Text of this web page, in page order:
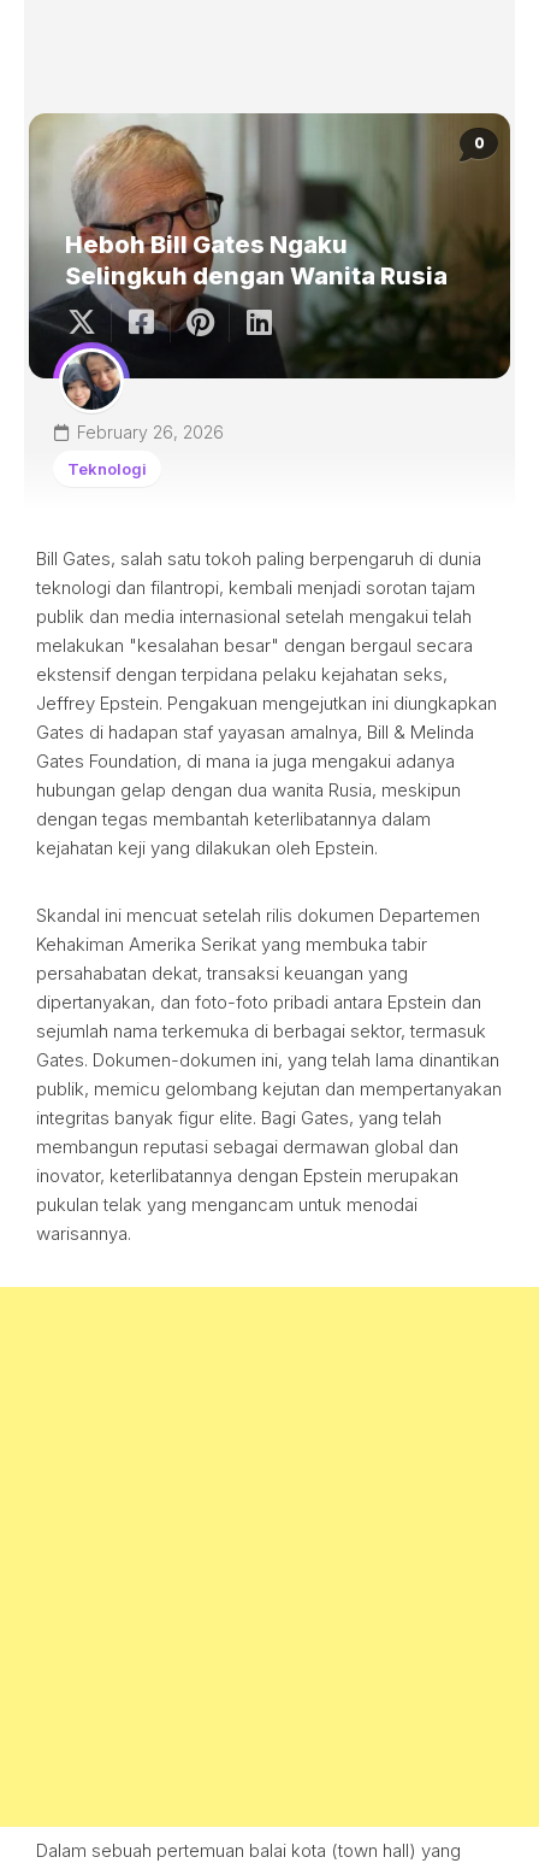
0
Heboh Bill Gates Ngaku
Selingkuh dengan Wanita Rusia
February 26, 2026
Teknologi
Bill Gates, salah satu tokoh paling berpengaruh di dunia
teknologi dan filantropi, kembali menjadi sorotan tajam
publik dan media internasional setelah mengakui telah
melakukan "kesalahan besar" dengan bergaul secara
ekstensif dengan terpidana pelaku kejahatan seks,
Jeffrey Epstein. Pengakuan mengejutkan ini diungkapkan
Gates di hadapan staf yayasan amalnya, Bill & Melinda
Gates Foundation, di mana ia juga mengakui adanya
hubungan gelap dengan dua wanita Rusia, meskipun
dengan tegas membantah keterlibatannya dalam
kejahatan keji yang dilakukan oleh Epstein.
Skandal ini mencuat setelah rilis dokumen Departemen
Kehakiman Amerika Serikat yang membuka tabir
persahabatan dekat, transaksi keuangan yang
dipertanyakan, dan foto-foto pribadi antara Epstein dan
sejumlah nama terkemuka di berbagai sektor, termasuk
Gates. Dokumen-dokumen ini, yang telah lama dinantikan
publik, memicu gelombang kejutan dan mempertanyakan
integritas banyak figur elite. Bagi Gates, yang telah
membangun reputasi sebagai dermawan global dan
inovator, keterlibatannya dengan Epstein merupakan
pukulan telak yang mengancam untuk menodai
warisannya.
Dalam sebuah pertemuan balai kota (town hall) yang